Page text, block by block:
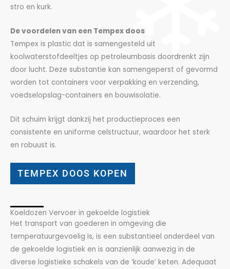
stro en kurk.
De voordelen van een Tempex doos
Tempex is plastic dat is samengesteld uit
koolwaterstofdeeltjes op petroleumbasis doordrenkt zijn
door lucht. Deze substantie kan samengeperst of gevormd
worden tot containers voor verpakking en verzending,
voedselopslag-containers en bouwisolatie.
Dit schuim krijgt dankzij het productieproces een
consistente en uniforme celstructuur, waardoor het sterk
en robuust is.
TEMPEX DOOS KOPEN
Koeldozen Vervoer in gekoelde logistiek
Het transport van goederen in omgeving die
temperatuurgevoelig is, is een substantieel onderdeel van
de gekoelde logistiek en is aanzienlijk aanwezig in de
diverse logistieke schakels van de ‘koude’ keten. Adequaat